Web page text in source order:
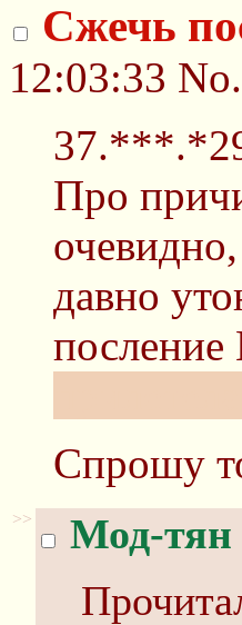
Сжечь
12:03:33
Про
давно
посление
Спрошу
>> Мод-тян